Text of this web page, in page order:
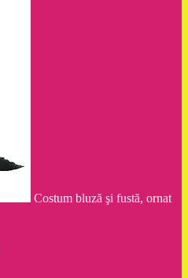
Costum bluză şi fustă, ornat